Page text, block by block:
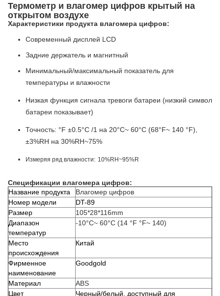
Термометр и влагомер цифров крытый на
открытом воздухе
Характеристики продукта влагомера цифров:
Современный дисплей LCD
Задние держатель и магнитный
Минимальный/максимальный показатель для
температуры и влажности
Низкая функция сигнала тревоги батареи (низкий символ
батареи показывает)
Точность: °F ±0.5°C /1 на 20°C~ 60°C (68°F~ 140 °F),
±3%RH на 30%RH~75%
Измеряя ряд влажности: 10%RH~95%R
Спецификации влагомера цифров:
Название продукта
Влагомер цифров
Номер модели
DT-89
Размер
105*28*116mm
Диапазон
температур
-10°C~ 60°C (14 °F °F~ 140)
Место
происхождения
Китай
Фирменное
наименование
Goodgold
Материал
ABS
Цвет
Черный/белый, доступный для